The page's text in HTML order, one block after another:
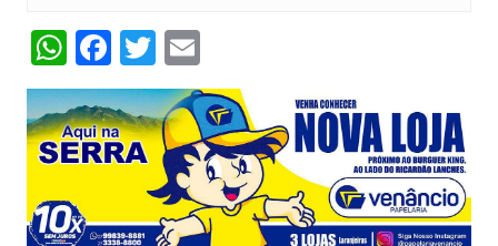
W
h
at
s
A
p
F
a
c
e
o
T
w
itt
er
E
m
ai
l